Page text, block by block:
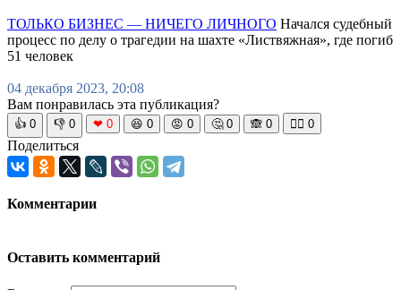
ТОЛЬКО БИЗНЕС — НИЧЕГО ЛИЧНОГО Начался судебный
процесс по делу о трагедии на шахте «Листвяжная», где погиб
51 человек
04 декабря 2023, 20:08
Вам понравилась эта публикация?
👍 0 👎 0 ❤ 0 😆 0 😡 0 🤔 0 🙈 0 🧘‍♀️ 0
Поделиться
Комментарии
Оставить комментарий